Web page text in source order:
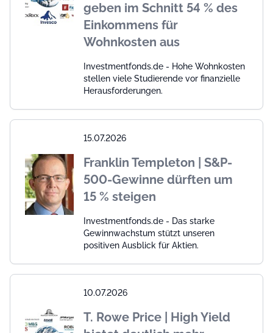
geben im Schnitt 54 % des
Einkommens für
Wohnkosten aus
Investmentfonds.de - Hohe Wohnkosten
stellen viele Studierende vor finanzielle
Herausforderungen.
15.07.2026
Franklin Templeton | S&P-
500-Gewinne dürften um
15 % steigen
Investmentfonds.de - Das starke
Gewinnwachstum stützt unseren
positiven Ausblick für Aktien.
10.07.2026
T. Rowe Price | High Yield